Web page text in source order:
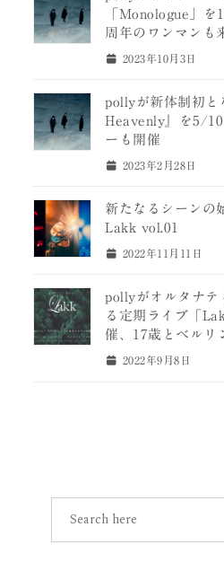
「Monologue」
周年のワンマンも
2023年10月3日
pollyが新体制初と
Heavenly』を5/
ーも開催
2023年2月28日
新たなるシーン
Lakk vol.01
2022年11月11日
pollyがオルタナテ
る定期ライブ「
催、17歳とベルリ
2022年9月8日